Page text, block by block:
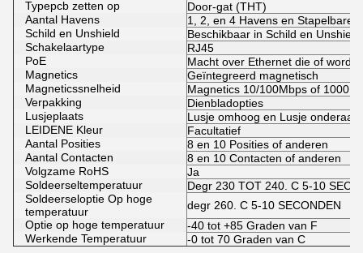
Typepcb zetten op
Door-gat (THT)
Aantal Havens
1, 2, en 4 Havens en Stapelbare
Schild en Unshield
Beschikbaar in Schild en Unshield
Schakelaartype
RJ45
PoE
Macht over Ethernet die of wordt
Magnetics
Geïntegreerd magnetisch
Magneticssnelheid
Magnetics 10/100Mbps of
Verpakking
Dienbladopties
Lusjeplaats
Lusje omhoog en Lusje onderaan
LEIDENE Kleur
Facultatief
Aantal Posities
8 en 10 Posities of anderen
Aantal Contacten
8 en 10 Contacten of anderen
Volgzame RoHS
Ja
Soldeerseltemperatuur
Degr 230 TOT 240. C 5-10
Soldeerseloptie Op hoge
temperatuur
degr 260. C 5-10 SECONDEN
Optie op hoge temperatuur
-40 tot +85 Graden van F
Werkende Temperatuur
-0 tot 70 Graden van C